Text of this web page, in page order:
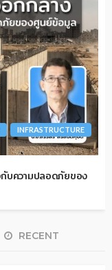
INFRASTRUCTURE
กับความปลอดภัยของ
RECENT